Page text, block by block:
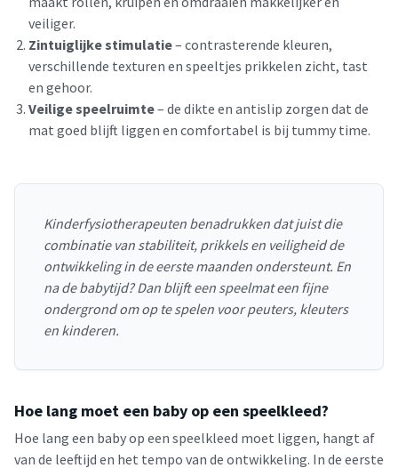
veiliger.
Zintuiglijke stimulatie– contrasterende kleuren,
verschillende texturen en speeltjes prikkelen zicht, tast
en gehoor.
Veilige speelruimte– de dikte en antislip zorgen dat de
mat goed blijft liggen en comfortabel is bij tummy time.
Kinderfysiotherapeuten benadrukken dat juist die
combinatie van stabiliteit, prikkels en veiligheid de
ontwikkeling in de eerste maanden ondersteunt. En
na de babytijd? Dan blijft een speelmat een fijne
ondergrond om op te spelen voor peuters, kleuters
en kinderen.
Hoe lang moet een baby op een speelkleed?
Hoe lang een baby op een speelkleed moet liggen, hangt af
van de leeftijd en het tempo van de ontwikkeling. In de eerste